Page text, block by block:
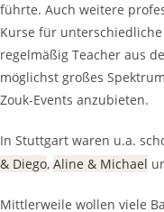
führte. Auch weitere
Kurse für
regelmäßig Teacher aus
möglichst großes
Zouk-Events anzubieten.
In Stuttgart waren u.a.
& Diego, Aline & Michael
Mittlerweile wollen viele